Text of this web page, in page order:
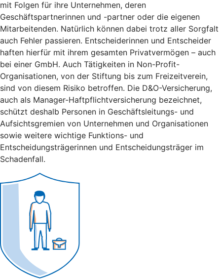
mit Folgen für ihre Unternehmen, deren
Geschäftspartnerinnen und -partner oder die eigenen
Mitarbeitenden. Natürlich können dabei trotz aller Sorgfalt
auch Fehler passieren. Entscheiderinnen und Entscheider
haften hierfür mit ihrem gesamten Privatvermögen – auch
bei einer GmbH. Auch Tätigkeiten in Non-Profit-
Organisationen, von der Stiftung bis zum Freizeitverein,
sind von diesem Risiko betroffen. Die D&O-Versicherung,
auch als Manager-Haftpflichtversicherung bezeichnet,
schützt deshalb Personen in Geschäftsleitungs- und
Aufsichtsgremien von Unternehmen und Organisationen
sowie weitere wichtige Funktions- und
Entscheidungsträgerinnen und Entscheidungsträger im
Schadenfall.